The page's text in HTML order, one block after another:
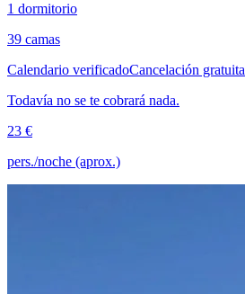
1 dormitorio
39 camas
Calendario verificadoCancelación gratuita
Todavía no se te cobrará nada.
23 €
pers./noche (aprox.)